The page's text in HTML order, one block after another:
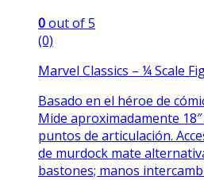
0out of 5
(0)
Marvel Classics – ¼ Scale
Basado en el héroe de
Mide aproximadamente
puntos de articulación.
de murdock mate
bastones; manos